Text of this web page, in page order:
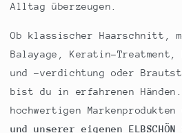
Alltag überzeugen.
Ob klassischer Haarschnitt,
Balayage, Keratin-Treatment,
und -verdichtung oder
bist du in erfahrenen
hochwertigen Markenprodukten
und unserer eigenen